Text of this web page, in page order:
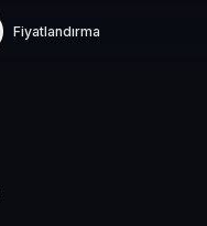
Fiyatlandırma